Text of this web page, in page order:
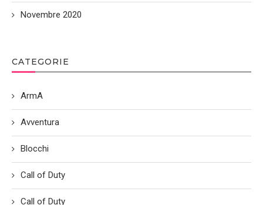
Novembre 2020
CATEGORIE
ArmA
Avventura
Blocchi
Call of Duty
Call of Duty